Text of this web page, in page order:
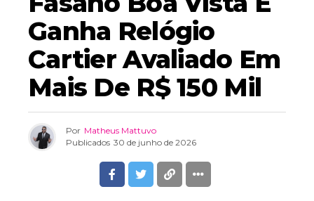
Ganha Relógio
Cartier Avaliado Em
Mais De R$ 150 Mil
Por Matheus Mattuvo
Publicados 30 de junho de 2026